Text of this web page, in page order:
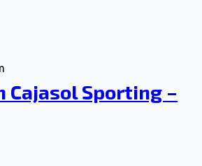
Cajasol Sporting –